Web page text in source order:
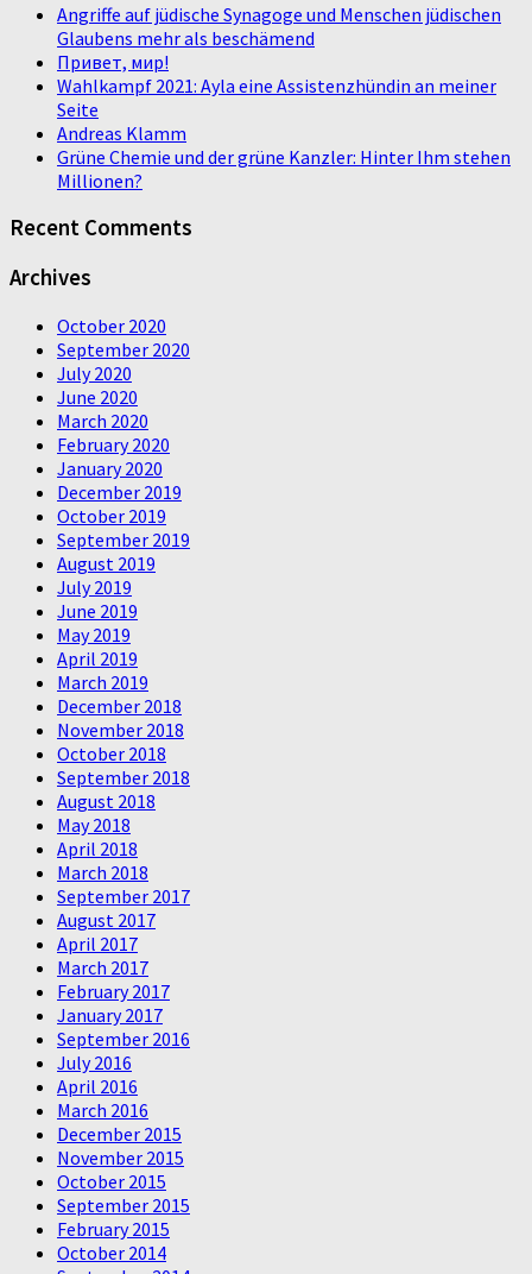
Angriffe auf jüdische Synagoge und Menschen jüdischen
Glaubens mehr als beschämend
Привет, мир!
Wahlkampf 2021: Ayla eine Assistenzhündin an meiner
Seite
Andreas Klamm
Grüne Chemie und der grüne Kanzler: Hinter Ihm stehen
Millionen?
Recent Comments
Archives
October 2020
September 2020
July 2020
June 2020
March 2020
February 2020
January 2020
December 2019
October 2019
September 2019
August 2019
July 2019
June 2019
May 2019
April 2019
March 2019
December 2018
November 2018
October 2018
September 2018
August 2018
May 2018
April 2018
March 2018
September 2017
August 2017
April 2017
March 2017
February 2017
January 2017
September 2016
July 2016
April 2016
March 2016
December 2015
November 2015
October 2015
September 2015
February 2015
October 2014